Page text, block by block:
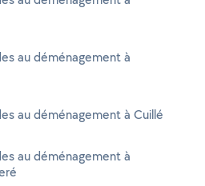
au déménagement à
au déménagement à Cuillé
au déménagement à